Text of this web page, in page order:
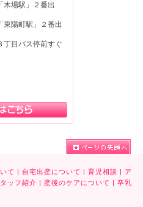
場駅」２番出
陽町駅」２番出
目バス停前すぐ
て | 自宅出産について | 育児相談 | ア
ッフ紹介 | 産後のケアについて | 卒乳